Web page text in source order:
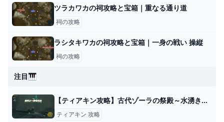
ツラカワカの祠攻略と宝箱｜重なる通り道
祠の攻略
ラシタキワカの祠攻略と宝箱｜一身の戦い 操縦
祠の攻略
注目🎹
【ティアキン攻略】古代ゾーラの祭殿～水湧きの島の進め方｜水の神殿への行き方【ゼルダティアーズオブザキングダム】│KOUs gameplay guide
ティアキン 攻略